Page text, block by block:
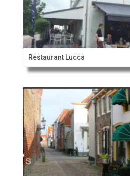
Restaurant Lucca